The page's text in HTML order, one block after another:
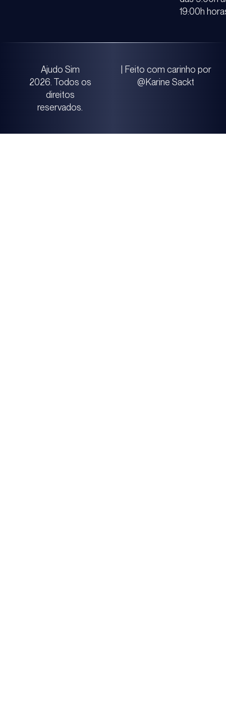
19:00h
Ajudo Sim
2026. Todos os
direitos
reservados.
| Feito com carinho por
@Karine Sackt